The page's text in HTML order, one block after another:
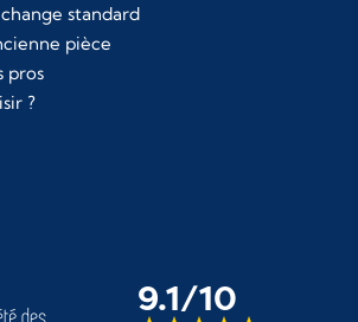
standard
pièce
pros
?
9.1/10